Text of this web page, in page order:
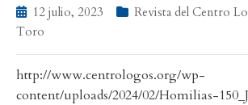
12 julio, 2023 Revista del Centro
Toro
http://www.centrologos.org/wp-
content/uploads/2024/02/Homilias-